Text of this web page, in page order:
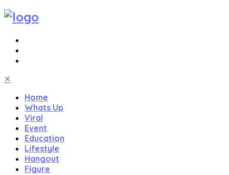
✕
Home
Whats Up
Viral
Event
Education
Lifestyle
Hangout
Figure